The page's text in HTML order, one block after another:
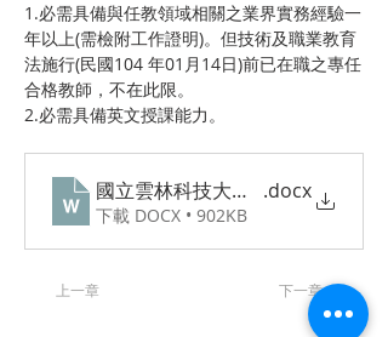
1.必需具備與任教領域相關之業界實務經驗一
年以上(需檢附工作證明)。但技術及職業教育
法施行(民國104 年01月14日)前已在職之專任
合格教師，不在此限。
2.必需具備英文授課能力。
國立雲林科技大學工業工程與管
.docx
下載 DOCX • 902KB
上一章 下一章